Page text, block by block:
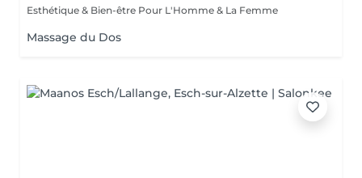
Esthétique & Bien-être Pour L'Homme & La Femme
Massage du Dos